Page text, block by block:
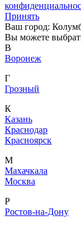
Принять
Ваш город:
Вы можете
В
Воронеж
Г
Грозный
К
Казань
Краснодар
Красноярск
М
Махачкала
Москва
Р
Ростов-на-Дону